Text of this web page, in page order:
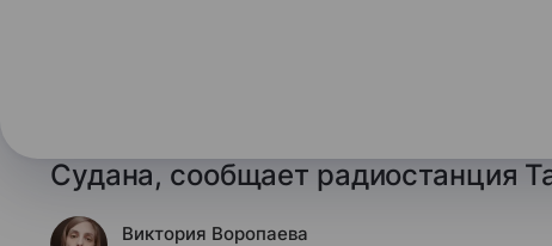
Атака на нефтяное предприятие в
Судана, сообщает радиостанция
Виктория Воропаева